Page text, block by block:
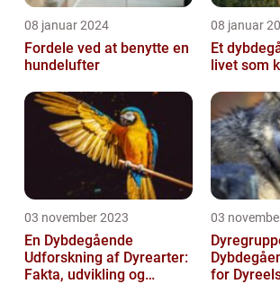
08 januar 2024
Fordele ved at benytte en
hundelufter
08 januar
Et
livet som
03 november 2023
En Dybdegående
Udforskning af Dyrearter:
Fakta, udvikling og
03
for